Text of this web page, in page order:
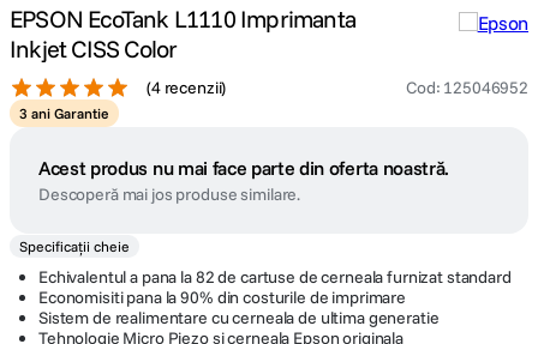
EPSON EcoTank L1110 Imprimanta
Inkjet CISS Color
(4 recenzii) Cod: 125046952
3 ani Garantie
Acest produs nu mai face parte din oferta noastră.
Descoperă mai jos produse similare.
Specificații cheie
Echivalentul a pana la 82 de cartuse de cerneala furnizat standard
Economisiti pana la 90% din costurile de imprimare
Sistem de realimentare cu cerneala de ultima generatie
Tehnologie Micro Piezo si cerneala Epson originala